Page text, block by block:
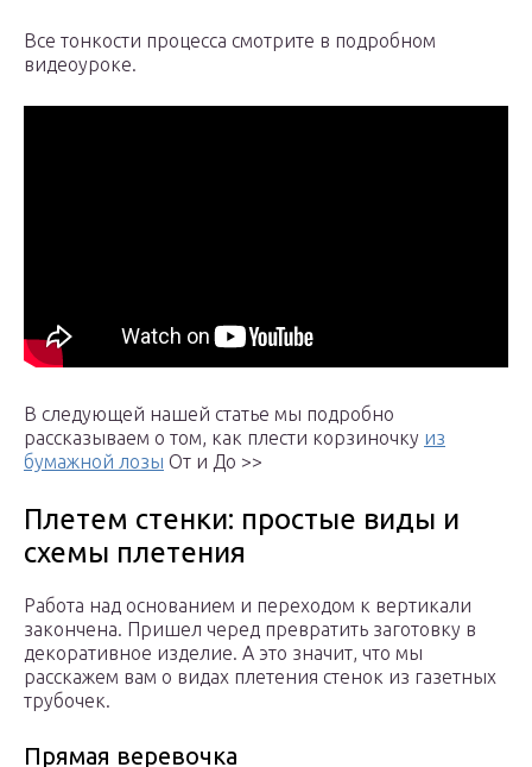
Все тонкости процесса смотрите в подробном
видеоуроке.
В следующей нашей статье мы подробно
рассказываем о том, как плести корзиночку из
бумажной лозы От и До >>
Плетем стенки: простые виды и
схемы плетения
Работа над основанием и переходом к вертикали
закончена. Пришел черед превратить заготовку в
декоративное изделие. А это значит, что мы
расскажем вам о видах плетения стенок из газетных
трубочек.
Прямая веревочка